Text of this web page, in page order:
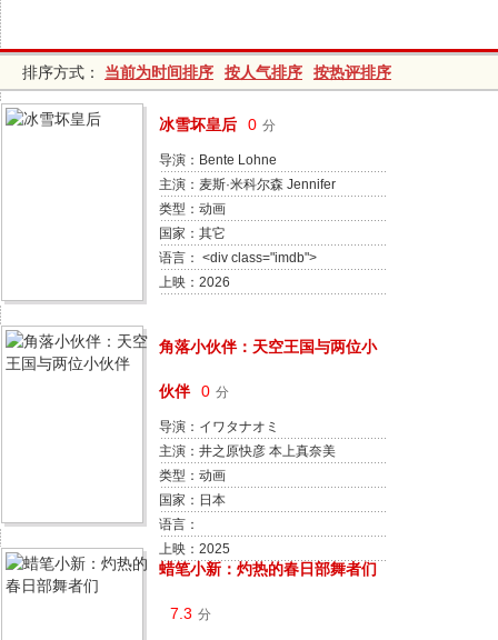
排序方式： 当前为时间排序 按人气排序 按热评排序
冰雪坏皇后 0 分
导演：Bente Lohne
主演：麦斯·米科尔森 Jennifer
Lynn Wilson Charlie Bauer
类型：动画
国家：其它
语言： <div class="imdb">
<label>imdbID：</label><div
上映：2026
角落小伙伴：天空王国与两位小
伙伴 0 分
导演：イワタナオミ
主演：井之原快彦 本上真奈美
类型：动画
国家：日本
语言：
上映：2025
蜡笔小新：灼热的春日部舞者们
7.3 分